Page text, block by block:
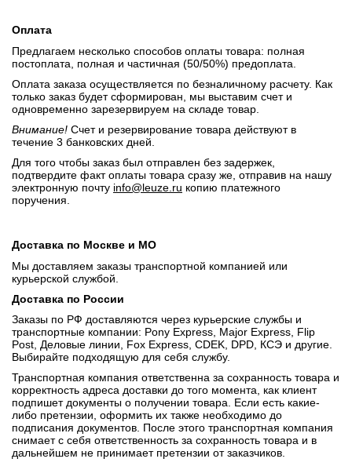
Оплата
Предлагаем несколько способов оплаты товара: полная
постоплата, полная и частичная (50/50%) предоплата.
Оплата заказа осуществляется по безналичному расчету. Как
только заказ будет сформирован, мы выставим счет и
одновременно зарезервируем на складе товар.
Внимание! Счет и резервирование товара действуют в
течение 3 банковских дней.
Для того чтобы заказ был отправлен без задержек,
подтвердите факт оплаты товара сразу же, отправив на нашу
электронную почту info@leuze.ru копию платежного
поручения.
Доставка по Москве и МО
Мы доставляем заказы транспортной компанией или
курьерской службой.
Доставка по России
Заказы по РФ доставляются через курьерские службы и
транспортные компании: Pony Express, Major Express, Flip
Post, Деловые линии, Fox Express, CDEK, DPD, КСЭ и другие.
Выбирайте подходящую для себя службу.
Транспортная компания ответственна за сохранность товара и
корректность адреса доставки до того момента, как клиент
подпишет документы о получении товара. Если есть какие-
либо претензии, оформить их также необходимо до
подписания документов. После этого транспортная компания
снимает с себя ответственность за сохранность товара и в
дальнейшем не принимает претензии от заказчиков.